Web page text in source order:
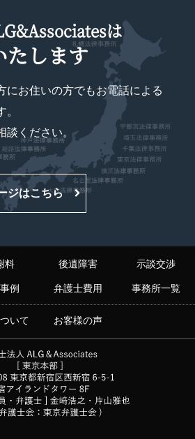
は
たします
にお住いの方でもお電話による
談ください。
ジはこちら
料 後遺障害 示談交渉
例 弁護士費用 事務所一覧
いて お客様の声